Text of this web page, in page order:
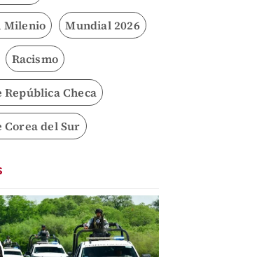
Milenio Mundial 2026
Racismo
República Checa
Corea del Sur